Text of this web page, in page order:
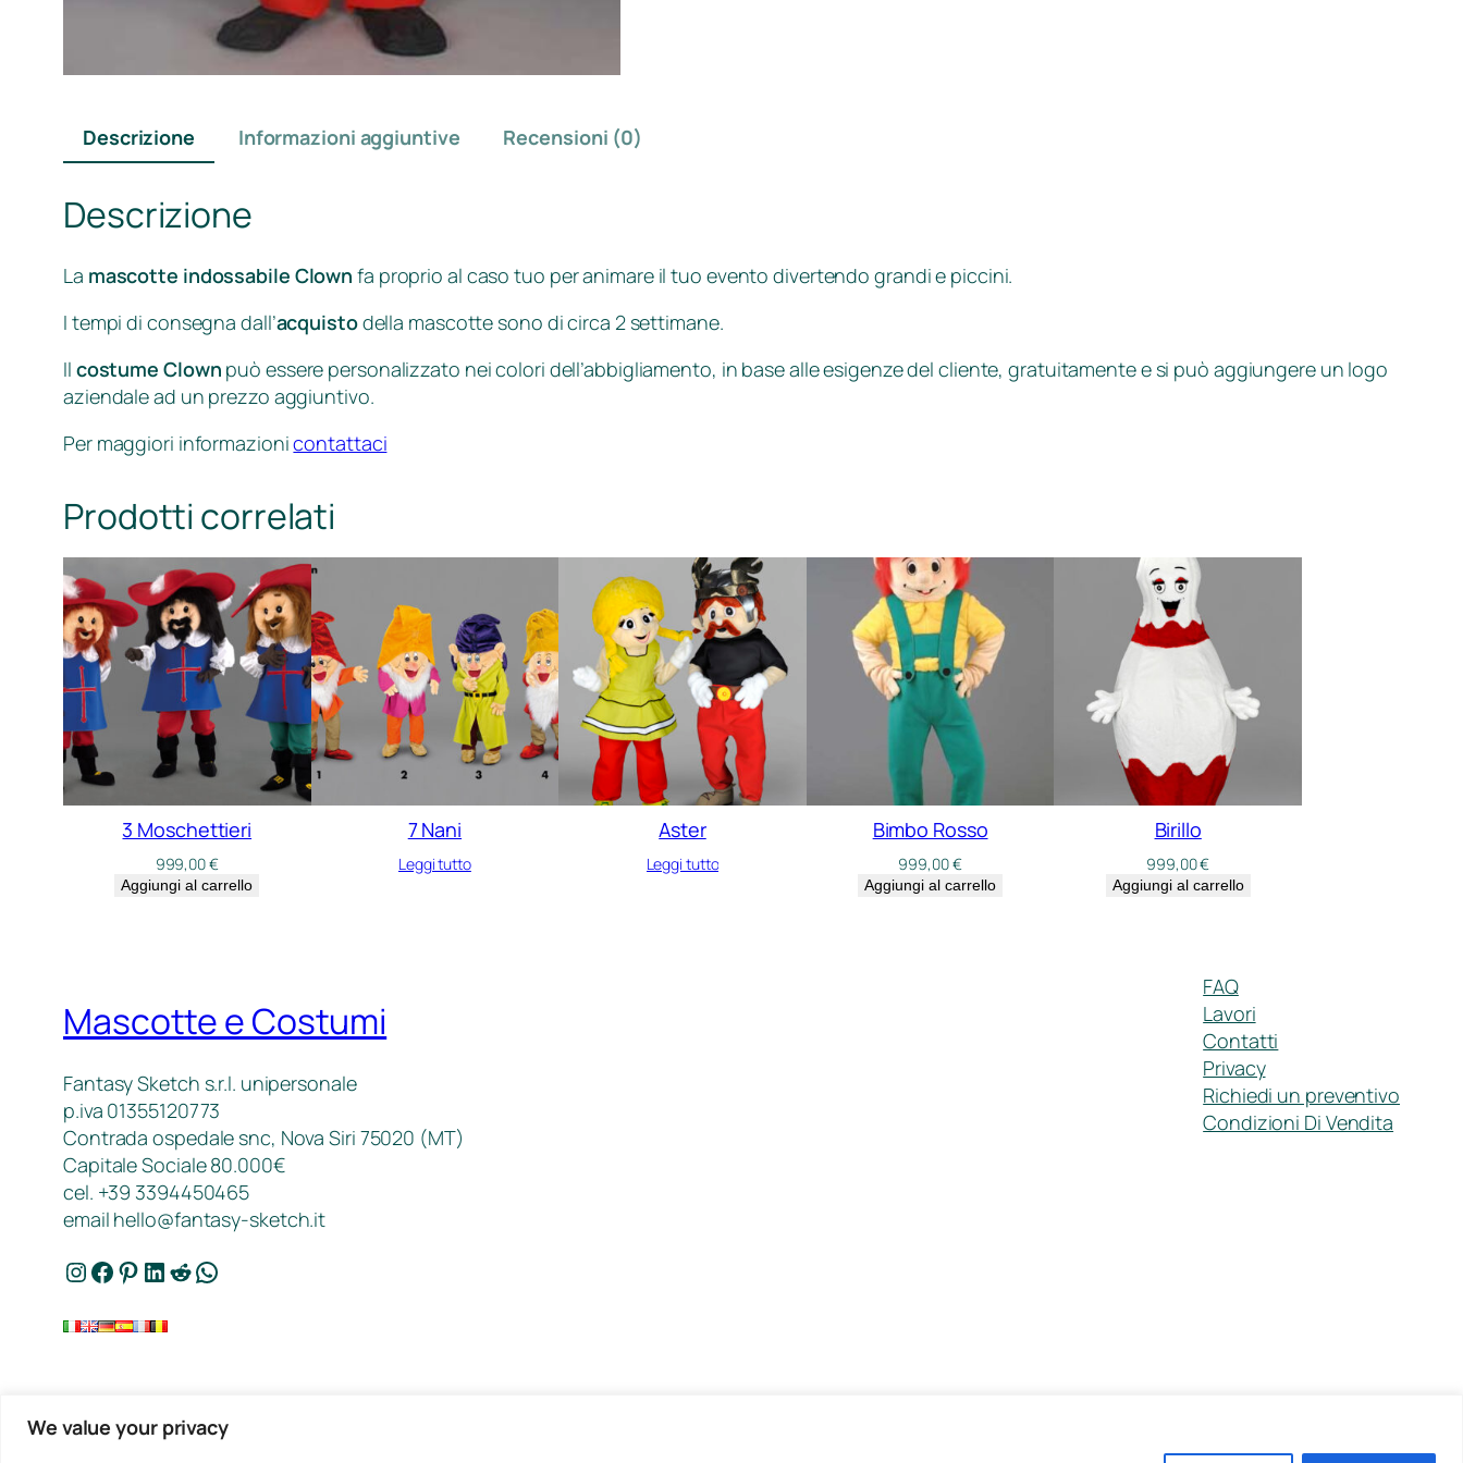
We value your privacy
Descrizione Informazioni aggiuntive Recensioni (0)
Descrizione
La mascotte indossabile Clown fa proprio al caso tuo per animare il tuo evento divertendo grandi e piccini.
I tempi di consegna dall’acquistodella mascotte sono di circa 2 settimane.
Il costume Clown può essere personalizzato nei colori dell’abbigliamento, in base alle esigenze del cliente, gratuitamente e si può aggiungere un logo
aziendale ad un prezzo aggiuntivo.
Per maggiori informazionicontattaci
Prodotti correlati
3 Moschettieri
999,00€
Aggiungi al carrello
7 Nani
Leggi tutto
Aster
Leggi tutto
Bimbo Rosso
999,00€
Aggiungi al carrello
Birillo
999,00€
Aggiungi al carrello
Mascotte e Costumi
Fantasy Sketch s.r.l. unipersonale
p.iva 01355120773
Contrada ospedale snc, Nova Siri 75020 (MT)
Capitale Sociale 80.000€
cel. +39 3394450465
email hello@fantasy-sketch.it
Instagram Facebook Pinterest LinkedIn Reddit WhatsApp
FAQ
Lavori
Contatti
Privacy
Richiedi un preventivo
Condizioni Di Vendita